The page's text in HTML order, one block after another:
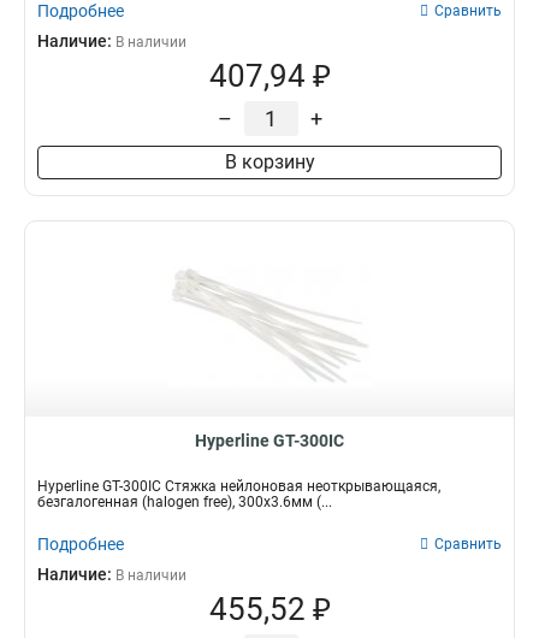
Подробнее Сравнить
Наличие: В наличии
407,94 ₽
– +
В корзину
Hyperline GT-300IC
Hyperline GT-300IC Стяжка нейлоновая неоткрывающаяся,
безгалогенная (halogen free), 300x3.6мм (...
Подробнее Сравнить
Наличие: В наличии
455,52 ₽